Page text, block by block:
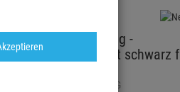
NEUTRIK NA-Housing -
Strangpressprofil-Kit schwarz
NAHOUSING